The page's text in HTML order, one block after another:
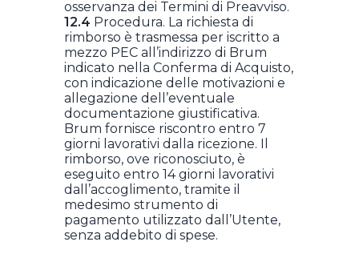
osservanza dei Termini di Preavviso.
12.4 Procedura. La richiesta di
rimborso è trasmessa per iscritto a
mezzo PEC all’indirizzo di Brum
indicato nella Conferma di Acquisto,
con indicazione delle motivazioni e
allegazione dell’eventuale
documentazione giustificativa.
Brum fornisce riscontro entro 7
giorni lavorativi dalla ricezione. Il
rimborso, ove riconosciuto, è
eseguito entro 14 giorni lavorativi
dall’accoglimento, tramite il
medesimo strumento di
pagamento utilizzato dall’Utente,
senza addebito di spese.